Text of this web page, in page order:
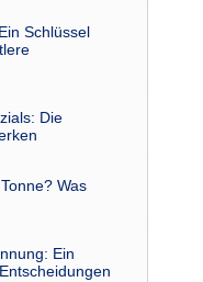
Schlüssel
Die
Was
Ein